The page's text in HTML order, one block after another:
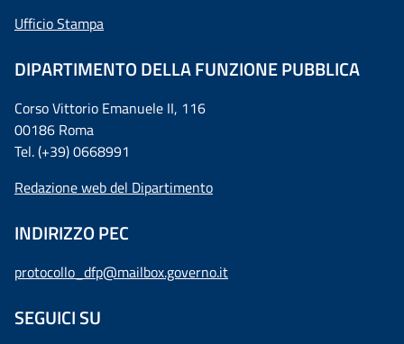
Ufficio Stampa
DIPARTIMENTO DELLA FUNZIONE PUBBLICA
Corso Vittorio Emanuele II, 116
00186 Roma
Tel. (+39) 0668991
Redazione web del Dipartimento
INDIRIZZO PEC
protocollo_dfp@mailbox.governo.it
SEGUICI SU